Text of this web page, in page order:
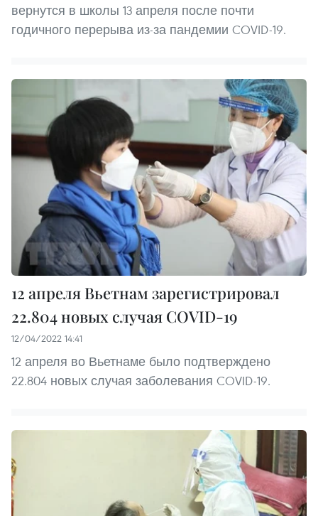
вернутся в школы 13 апреля после почти
годичного перерыва из-за пандемии COVID-19.
12 апреля Вьетнам зарегистрировал
22.804 новых случая COVID-19
12/04/2022 14:41
12 апреля во Вьетнаме было подтверждено
22.804 новых случая заболевания COVID-19.